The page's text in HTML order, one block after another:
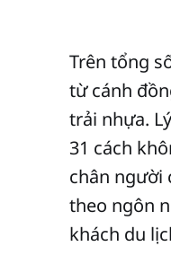
Trên tổng
từ cánh
trải nhựa.
31 cách
chân người
theo ngôn
khách du